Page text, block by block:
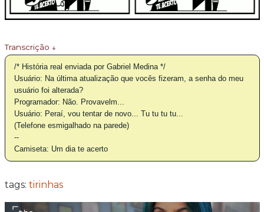
Transcrição ↓
/* História real enviada por Gabriel Medina */
Usuário: Na última atualização que vocês fizeram, a senha do meu
usuário foi alterada?
Programador: Não. Provavelm...
Usuário: Peraí, vou tentar de novo... Tu tu tu tu...
(Telefone esmigalhado na parede)
--
Camiseta: Um dia te acerto
tags: tirinhas